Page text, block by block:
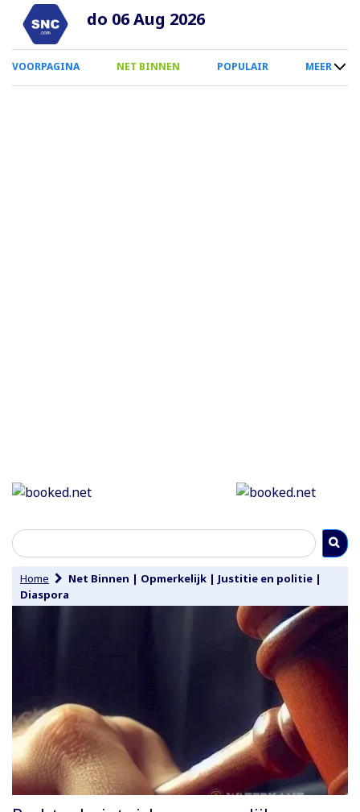
Overslaan
naar
inhoud
do 06 Aug 2026
0
Smartphone
VOORPAGINA NET BINNEN POPULAIR MEER
Home Net Binnen | Opmerkelijk | Justitie en politie |
Diaspora